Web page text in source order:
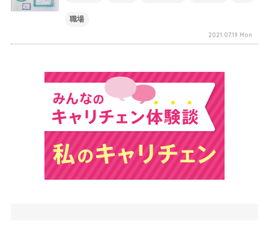
職場
2021.07.19 Mon